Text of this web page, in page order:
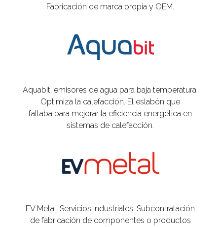
Fabricación de marca propia y OEM.
Aquabit, emisores de agua para baja temperatura.
Optimiza la calefacción. El eslabón que
faltaba para mejorar la eficiencia energética en
sistemas de calefacción.
EV Metal, Servicios industriales. Subcontratación
de fabricación de componentes o productos